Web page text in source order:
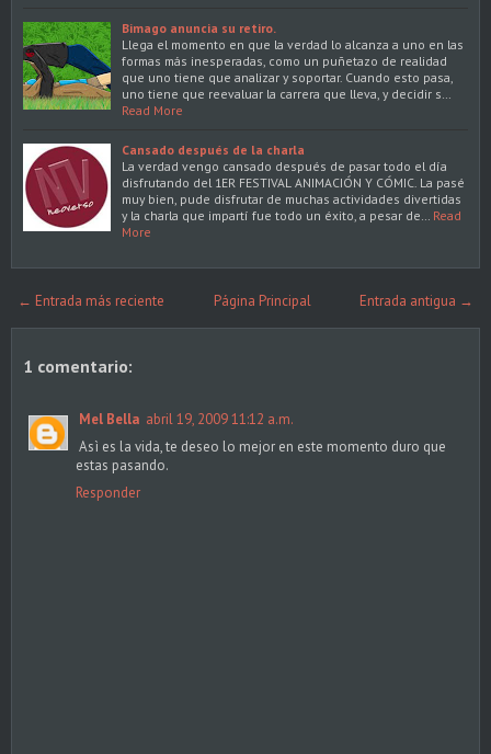
Bimago anuncia su retiro.
Llega el momento en que la verdad lo alcanza a uno en las
formas más inesperadas, como un puñetazo de realidad
que uno tiene que analizar y soportar. Cuando esto pasa,
uno tiene que reevaluar la carrera que lleva, y decidir s…
Read More
Cansado después de la charla
La verdad vengo cansado después de pasar todo el día
disfrutando del 1ER FESTIVAL ANIMACIÓN Y CÓMIC. La pasé
muy bien, pude disfrutar de muchas actividades divertidas
y la charla que impartí fue todo un éxito, a pesar de…
Read
More
← Entrada más reciente Entrada antigua →
Página Principal
1 comentario:
Mel Bella abril 19, 2009 11:12 a.m.
Asì es la vida, te deseo lo mejor en este momento duro que
estas pasando.
Responder